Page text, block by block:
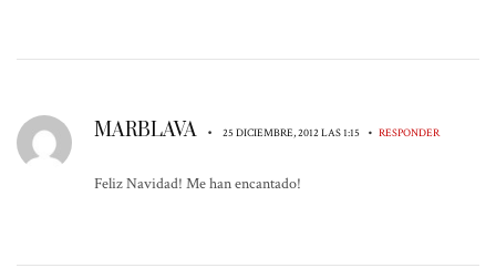
MARBLAVA • 25 DICIEMBRE, 2012 LAS 1:15 • RESPONDER
Feliz Navidad! Me han encantado!